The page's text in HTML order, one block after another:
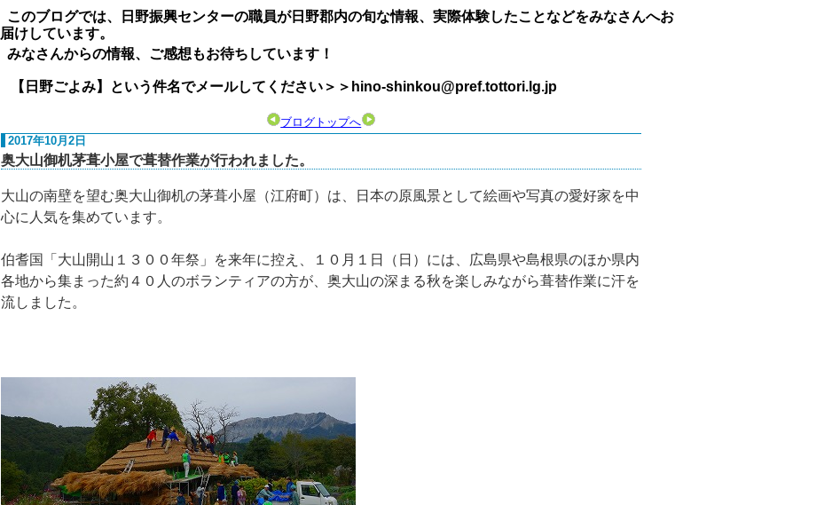
このブログでは、日野振興センターの職員が日野郡内の旬な情報、実際体験したことなどをみなさんへお
届けしています。
みなさんからの情報、ご感想もお待ちしています！
【日野ごよみ】という件名でメールしてください＞＞hino-shinkou@pref.tottori.lg.jp
ブログトップへ
2017年10月2日
奥大山御机茅葺小屋で葺替作業が行われました。
大山の南壁を望む奥大山御机の茅葺小屋（江府町）は、日本の原風景として絵画や写真の愛好家を中
心に人気を集めています。
伯耆国「大山開山１３００年祭」を来年に控え、１０月１日（日）には、広島県や島根県のほか県内
各地から集まった約４０人のボランティアの方が、奥大山の深まる秋を楽しみながら葺替作業に汗を
流しました。